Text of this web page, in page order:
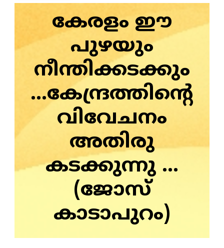
കേരളം ഈ
പുഴയും
നീന്തിക്കടക്കും
...കേന്ദ്രത്തിന്റെ
വിവേചനം
അതിരു
കടക്കുന്നു ...
(ജോസ്
കാടാപുറം)